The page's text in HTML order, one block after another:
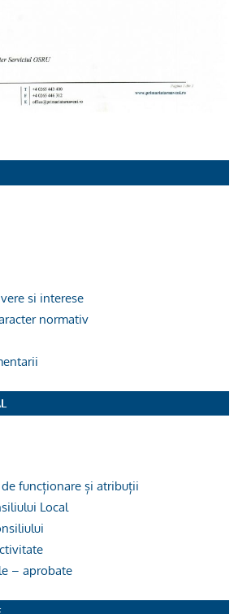
si interese
normativ
funcționare și atribuții
Local
– aprobate